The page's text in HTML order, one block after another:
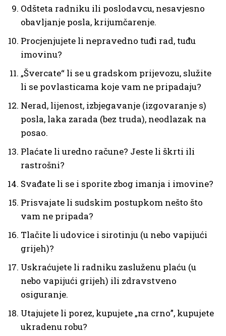
Odšteta radniku ili poslodavcu, nesavjesno
obavljanje posla, krijumčarenje.
Procjenjujete li nepravedno tuđi rad, tuđu
imovinu?
„Švercate“ li se u gradskom prijevozu, služite
li se povlasticama koje vam ne pripadaju?
Nerad, lijenost, izbjegavanje (izgovaranje s)
posla, laka zarada (bez truda), neodlazak na
posao.
Plaćate li uredno račune? Jeste li škrti ili
rastrošni?
Svađate li se i sporite zbog imanja i imovine?
Prisvajate li sudskim postupkom nešto što
vam ne pripada?
Tlačite li udovice i sirotinju (u nebo vapijući
grijeh)?
Uskraćujete li radniku zasluženu plaću (u
nebo vapijući grijeh) ili zdravstveno
osiguranje.
Utajujete li porez, kupujete „na crno”, kupujete
ukradenu robu?